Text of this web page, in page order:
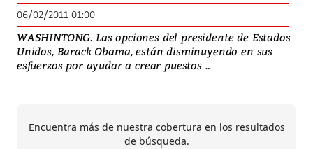
06/02/2011 01:00
WASHINTONG. Las opciones del presidente de Estados
Unidos, Barack Obama, están disminuyendo en sus
esfuerzos por ayudar a crear puestos ...
Encuentra más de nuestra cobertura en los resultados
de búsqueda.